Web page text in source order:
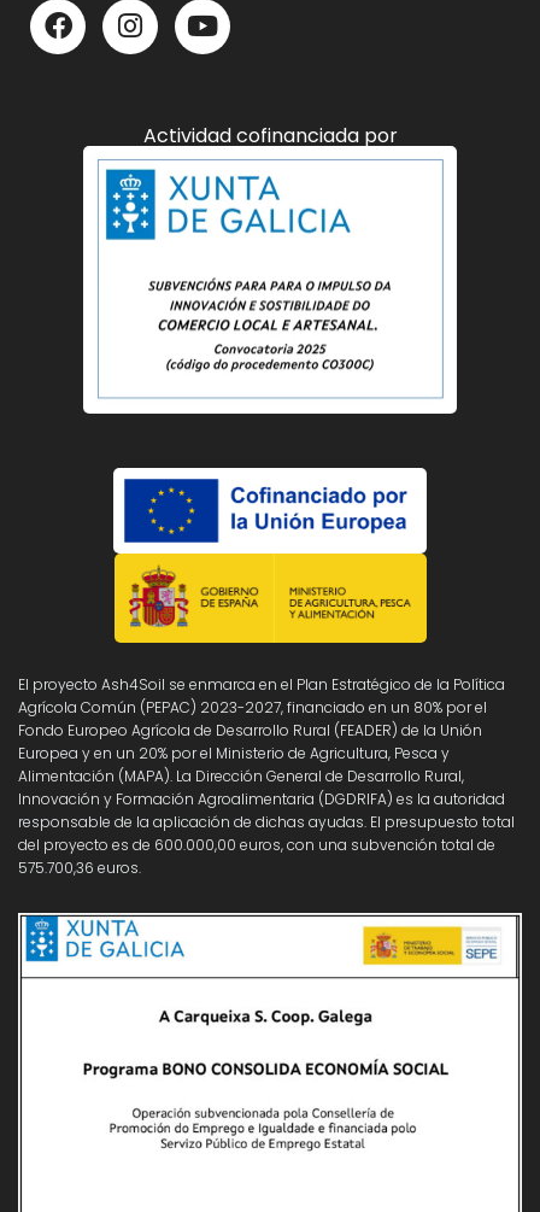
Actividad cofinanciada por
El proyecto Ash4Soil se enmarca en el Plan Estratégico de la Política
Agrícola Común (PEPAC) 2023-2027, financiado en un 80% por el
Fondo Europeo Agrícola de Desarrollo Rural (FEADER) de la Unión
Europea y en un 20% por el Ministerio de Agricultura, Pesca y
Alimentación (MAPA). La Dirección General de Desarrollo Rural,
Innovación y Formación Agroalimentaria (DGDRIFA) es la autoridad
responsable de la aplicación de dichas ayudas. El presupuesto total
del proyecto es de 600.000,00 euros, con una subvención total de
575.700,36 euros.